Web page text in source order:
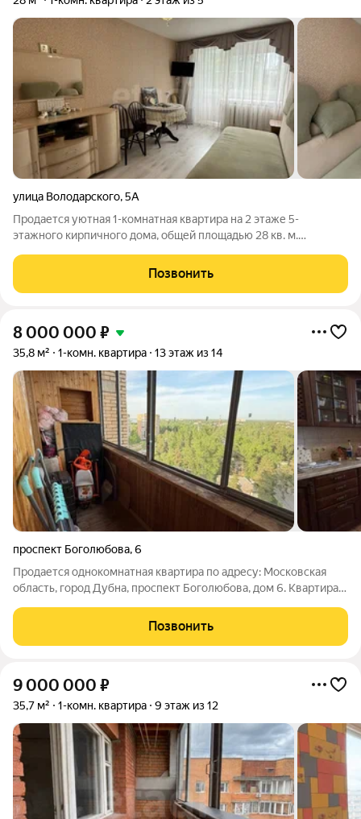
улица Володарского,5А
Продается уютная 1-комнатная квартира на 2 этаже 5-
этажного кирпичного дома, общей площадью 28 кв. м.
кв. м создают идеальные условия для комфортного
проживания. Раздельный санузел и
Позвонить
8 000 000 ₽
35,8 м² 1-комн. квартира 13 этаж из 14
проспект Боголюбова,6
Продается однокомнатная квартира по адресу: Московская
область, город Дубна, проспект Боголюбова, дом 6. Квартира
построенного в 1977 году. В доме имеется два лифта. Общая
площадь квартиры 35,8
Позвонить
9 000 000 ₽
35,7 м² 1-комн. квартира 9 этаж из 12